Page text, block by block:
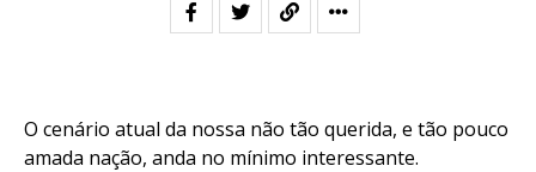
O cenário atual da nossa não tão querida, e tão pouco
amada nação, anda no mínimo interessante.